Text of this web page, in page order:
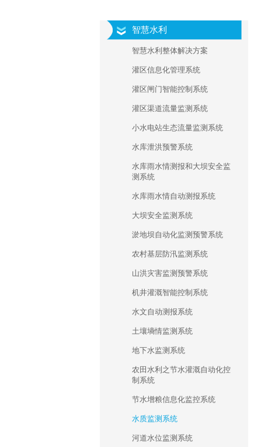
智慧水利
智慧水利整体解决方案
灌区信息化管理系统
灌区闸门智能控制系统
灌区渠道流量监测系统
小水电站生态流量监测系统
水库泄洪预警系统
水库雨水情测报和大坝安全监
测系统
水库雨水情自动测报系统
大坝安全监测系统
淤地坝自动化监测预警系统
农村基层防汛监测系统
山洪灾害监测预警系统
机井灌溉智能控制系统
水文自动测报系统
土壤墒情监测系统
地下水监测系统
农田水利之节水灌溉自动化控
制系统
节水增粮信息化监控系统
水质监测系统
河道水位监测系统